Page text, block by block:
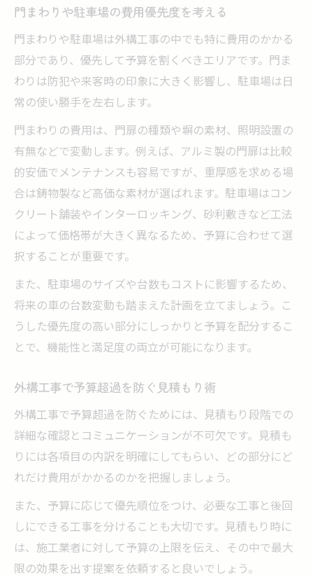
門まわりや駐車場の費用優先度を考える
門まわりや駐車場は外構工事の中でも特に費用のかかる
部分であり、優先して予算を割くべきエリアです。門ま
わりは防犯や来客時の印象に大きく影響し、駐車場は日
常の使い勝手を左右します。
門まわりの費用は、門扉の種類や塀の素材、照明設置の
有無などで変動します。例えば、アルミ製の門扉は比較
的安価でメンテナンスも容易ですが、重厚感を求める場
合は鋳物製など高価な素材が選ばれます。駐車場はコン
クリート舗装やインターロッキング、砂利敷きなど工法
によって価格帯が大きく異なるため、予算に合わせて選
択することが重要です。
また、駐車場のサイズや台数もコストに影響するため、
将来の車の台数変動も踏まえた計画を立てましょう。こ
うした優先度の高い部分にしっかりと予算を配分するこ
とで、機能性と満足度の両立が可能になります。
外構工事で予算超過を防ぐ見積もり術
外構工事で予算超過を防ぐためには、見積もり段階での
詳細な確認とコミュニケーションが不可欠です。見積も
りには各項目の内訳を明確にしてもらい、どの部分にど
れだけ費用がかかるのかを把握しましょう。
また、予算に応じて優先順位をつけ、必要な工事と後回
しにできる工事を分けることも大切です。見積もり時に
は、施工業者に対して予算の上限を伝え、その中で最大
限の効果を出す提案を依頼すると良いでしょう。